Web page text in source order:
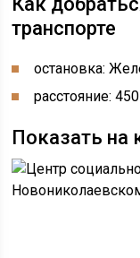
транспорте
остановка:
расстояние:
Показать на